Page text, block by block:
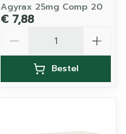
Agyrax 25mg Comp 20
€ 7,88
Bestel